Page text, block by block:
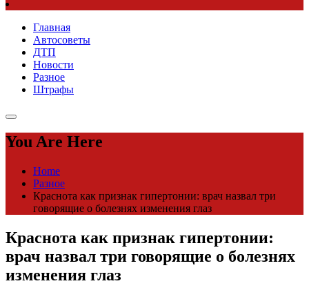
Главная
Автосоветы
ДТП
Новости
Разное
Штрафы
You Are Here
Home
Разное
Краснота как признак гипертонии: врач назвал три
говорящие о болезнях изменения глаз
Краснота как признак гипертонии:
врач назвал три говорящие о болезнях
изменения глаз